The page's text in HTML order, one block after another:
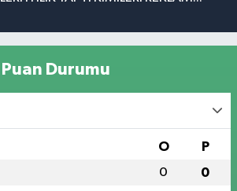
Durumu
O P
0 0